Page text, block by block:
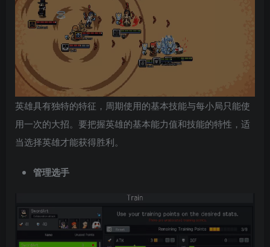
英雄具有独特的特征，周期使用的基本技能与每小局只能使
用一次的大招。要把握英雄的基本能力值和技能的特性，适
当选择英雄才能获得胜利。
管理选手